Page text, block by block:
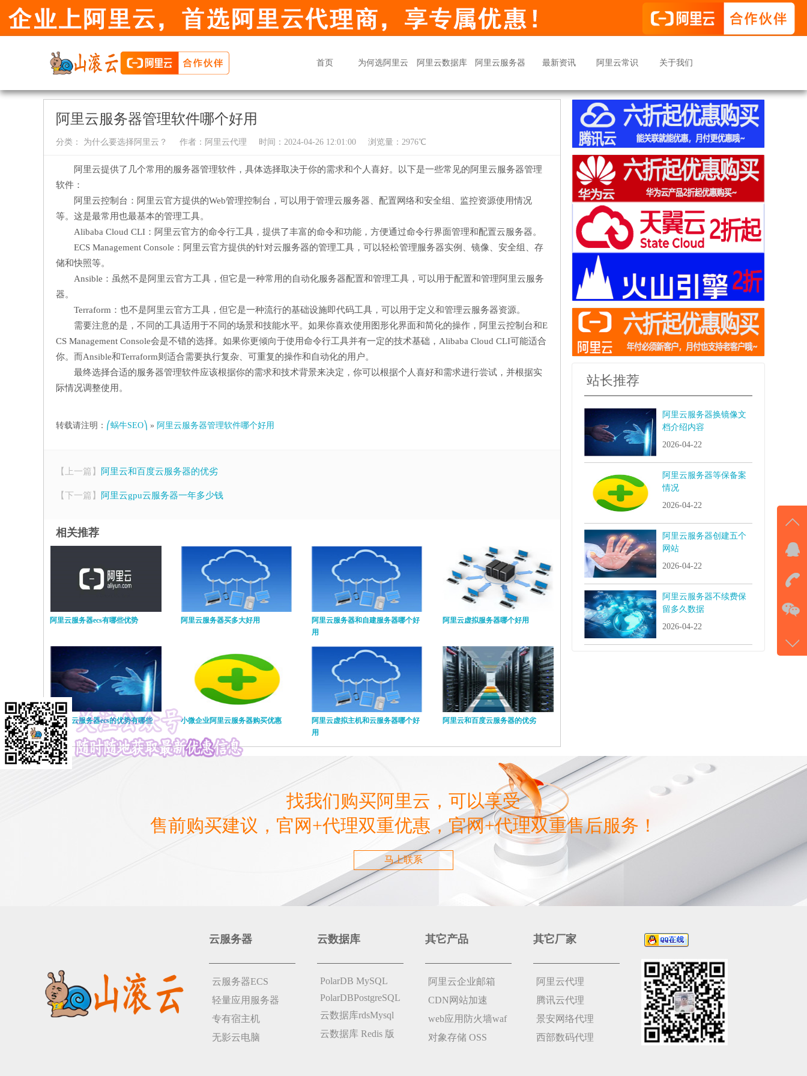
首页 为何选阿里云 阿里云数据库 阿里云服务器 最新资讯 阿里云常识 关于我们
阿里云服务器管理软件哪个好用
分类： 为什么要选择阿里云？ 作者： 阿里云代理 时间：2024-04-26 12:01:00 浏览量：2976℃
阿里云提供了几个常用的服务器管理软件，具体选择取决于你的需求和个人喜好。以下是一些常见的阿里云服务器管理
软件：
阿里云控制台：阿里云官方提供的Web管理控制台，可以用于管理云服务器、配置网络和安全组、监控资源使用情况
等。这是最常用也最基本的管理工具。
Alibaba Cloud CLI：阿里云官方的命令行工具，提供了丰富的命令和功能，方便通过命令行界面管理和配置云服务器。
ECS Management Console：阿里云官方提供的针对云服务器的管理工具，可以轻松管理服务器实例、镜像、安全组、存
储和快照等。
Ansible：虽然不是阿里云官方工具，但它是一种常用的自动化服务器配置和管理工具，可以用于配置和管理阿里云服务
器。
Terraform：也不是阿里云官方工具，但它是一种流行的基础设施即代码工具，可以用于定义和管理云服务器资源。
需要注意的是，不同的工具适用于不同的场景和技能水平。如果你喜欢使用图形化界面和简化的操作，阿里云控制台和E
CS Management Console会是不错的选择。如果你更倾向于使用命令行工具并有一定的技术基础，Alibaba Cloud CLI可能适合
你。而Ansible和Terraform则适合需要执行复杂、可重复的操作和自动化的用户。
最终选择合适的服务器管理软件应该根据你的需求和技术背景来决定，你可以根据个人喜好和需求进行尝试，并根据实
际情况调整使用。
转载请注明： ⎛蜗牛SEO⎞ » 阿里云服务器管理软件哪个好用
【上一篇】 阿里云和百度云服务器的优劣
【下一篇】 阿里云gpu云服务器一年多少钱
相关推荐
阿里云服务器ecs有哪些优势 阿里云服务器买多大好用
阿里云服务器和自建服务器哪个好
用
阿里云虚拟服务器哪个好用
阿里云云服务器ecs的优势有哪些 小微企业阿里云服务器购买优惠
阿里云虚拟主机和云服务器哪个好
用
阿里云和百度云服务器的优劣
站长推荐
阿里云服务器换镜像文
档介绍内容
2026-04-22
阿里云服务器等保备案
情况
2026-04-22
阿里云服务器创建五个
网站
2026-04-22
阿里云服务器不续费保
留多久数据
2026-04-22
找我们购买阿里云，可以享受
售前购买建议，官网+代理双重优惠，官网+代理双重售后服务！
马上联系
云服务器
云服务器ECS
轻量应用服务器
专有宿主机
无影云电脑
云数据库
PolarDB MySQL
PolarDBPostgreSQL
云数据库rdsMysql
云数据库 Redis 版
其它产品
阿里云企业邮箱
CDN网站加速
web应用防火墙waf
对象存储 OSS
其它厂家
阿里云代理
腾讯云代理
景安网络代理
西部数码代理
QQ
击
177-